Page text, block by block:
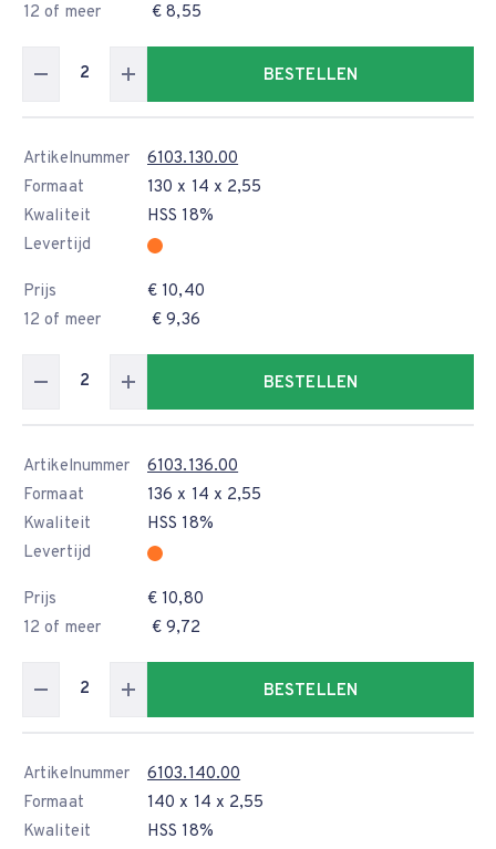
12 of meer € 8,55
BESTELLEN
Artikelnummer
6103.130.00
Formaat
130 x 14 x 2,55
Kwaliteit
HSS 18%
Levertijd
Prijs
€ 10,40
12 of meer
€ 9,36
BESTELLEN
Artikelnummer
6103.136.00
Formaat
136 x 14 x 2,55
Kwaliteit
HSS 18%
Levertijd
Prijs
€ 10,80
12 of meer
€ 9,72
BESTELLEN
Artikelnummer
6103.140.00
Formaat
140 x 14 x 2,55
Kwaliteit
HSS 18%